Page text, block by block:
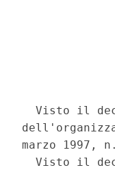
Visto il
marzo 1997,
Visto il